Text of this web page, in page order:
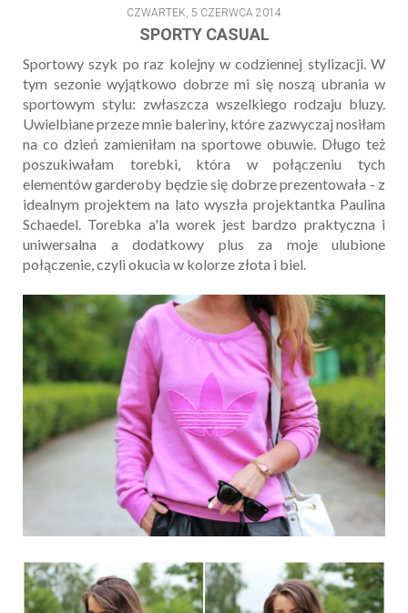
CZWARTEK, 5 CZERWCA 2014
SPORTY CASUAL
Sportowy szyk po raz kolejny w codziennej stylizacji. W
tym sezonie wyjątkowo dobrze mi się noszą ubrania w
sportowym stylu: zwłaszcza wszelkiego rodzaju bluzy.
Uwielbiane przeze mnie baleriny, które zazwyczaj nosiłam
na co dzień zamieniłam na sportowe obuwie. Długo też
poszukiwałam torebki, która w połączeniu tych
elementów garderoby będzie się dobrze prezentowała - z
idealnym projektem na lato wyszła projektantka Paulina
Schaedel. Torebka a'la worek jest bardzo praktyczna i
uniwersalna a dodatkowy plus za moje ulubione
połączenie, czyli okucia w kolorze złota i biel.